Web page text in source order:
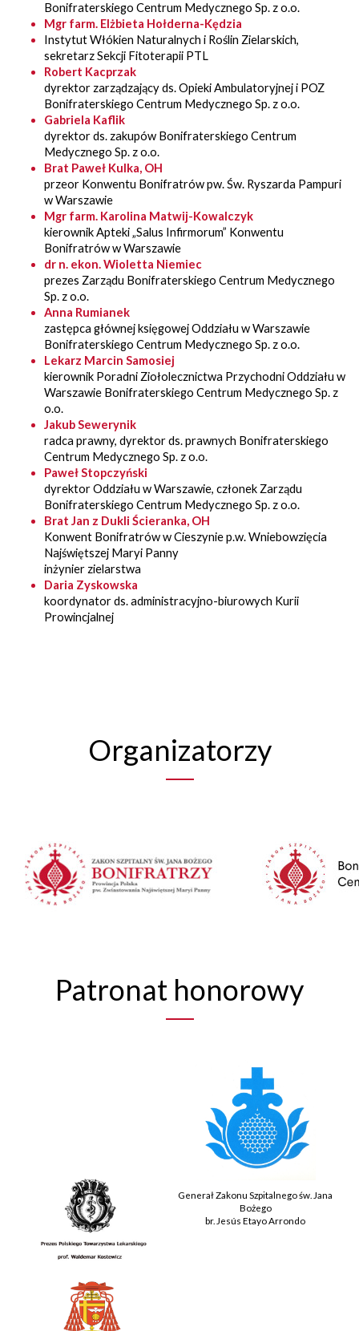
Bonifraterskiego Centrum Medycznego Sp. z o.o.
Mgr farm. Elżbieta Hołderna-Kędzia
Instytut Włókien Naturalnych i Roślin Zielarskich,
sekretarz Sekcji Fitoterapii PTL
Robert Kacprzak
dyrektor zarządzający ds. Opieki Ambulatoryjnej i POZ
Bonifraterskiego Centrum Medycznego Sp. z o.o.
Gabriela Kaflik
dyrektor ds. zakupów Bonifraterskiego Centrum
Medycznego Sp. z o.o.
Brat Paweł Kulka, OH
przeor Konwentu Bonifratrów pw. Św. Ryszarda Pampuri
w Warszawie
Mgr farm. Karolina Matwij-Kowalczyk
kierownik Apteki „Salus Infirmorum” Konwentu
Bonifratrów w Warszawie
dr n. ekon. Wioletta Niemiec
prezes Zarządu Bonifraterskiego Centrum Medycznego
Sp. z o.o.
Anna Rumianek
zastępca głównej księgowej Oddziału w Warszawie
Bonifraterskiego Centrum Medycznego Sp. z o.o.
Lekarz Marcin Samosiej
kierownik Poradni Ziołolecznictwa Przychodni Oddziału w
Warszawie Bonifraterskiego Centrum Medycznego Sp. z
o.o.
Jakub Sewerynik
radca prawny, dyrektor ds. prawnych Bonifraterskiego
Centrum Medycznego Sp. z o.o.
Paweł Stopczyński
dyrektor Oddziału w Warszawie, członek Zarządu
Bonifraterskiego Centrum Medycznego Sp. z o.o.
Brat Jan z Dukli Ścieranka, OH
Konwent Bonifratrów w Cieszynie p.w. Wniebowzięcia
Najświętszej Maryi Panny
inżynier zielarstwa
Daria Zyskowska
koordynator ds. administracyjno-biurowych Kurii
Prowincjalnej
Organizatorzy
Patronat honorowy
Generał Zakonu Szpitalnego św. Jana
Bożego
br. Jesús Etayo Arrondo